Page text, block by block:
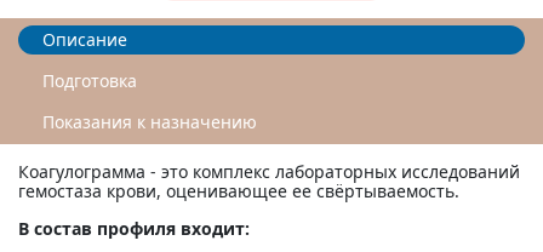
Описание
Подготовка
Показания к назначению
Коагулограмма - это комплекс лабораторных исследований
гемостаза крови, оценивающее ее свёртываемость.
В состав профиля входит: